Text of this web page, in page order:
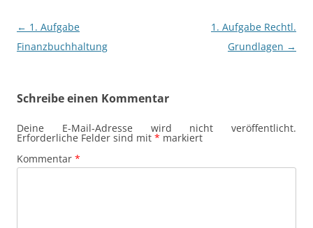
Beitragsnavigation
← 1. Aufgabe
Finanzbuchhaltung
1. Aufgabe Rechtl.
Grundlagen →
Schreibe einen Kommentar
Deine E-Mail-Adresse wird nicht veröffentlicht.
Erforderliche Felder sind mit * markiert
Kommentar *